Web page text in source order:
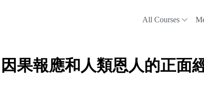
All Courses
果報應和人類恩人的正面